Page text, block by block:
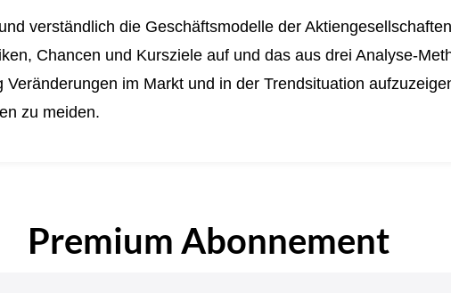
verständlich die Geschäftsmodelle der
Chancen und Kursziele auf und das aus drei Analyse-
Veränderungen im Markt und in der Trendsituation
zu meiden.
Premium Abonnement